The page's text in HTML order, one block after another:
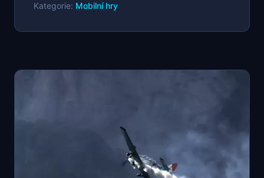
Kategorie: Mobilní hry